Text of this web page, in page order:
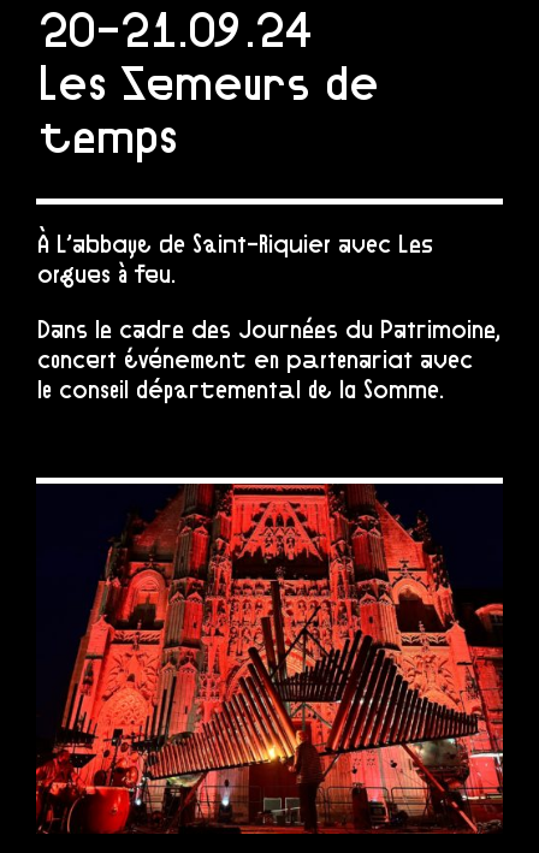
20-21.09.24
Les Semeurs de
temps
À L’abbaye de Saint-Riquier avec Les
orgues à feu.
Dans le cadre des Journées du Patrimoine,
concert événement en partenariat avec
le conseil départemental de la Somme.